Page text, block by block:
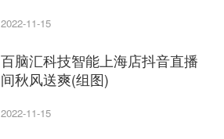
2022-11-15
百脑汇科技智能上海店抖音直播
间秋风送爽(组图)
2022-11-15